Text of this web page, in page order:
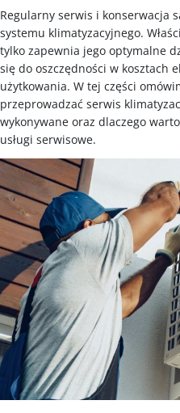
Regularny serwis i konserwacja
systemu klimatyzacyjnego.
tylko zapewnia jego optymalne
się do oszczędności w kosztach
użytkowania. W tej części
przeprowadzać serwis
wykonywane oraz dlaczego
usługi serwisowe.